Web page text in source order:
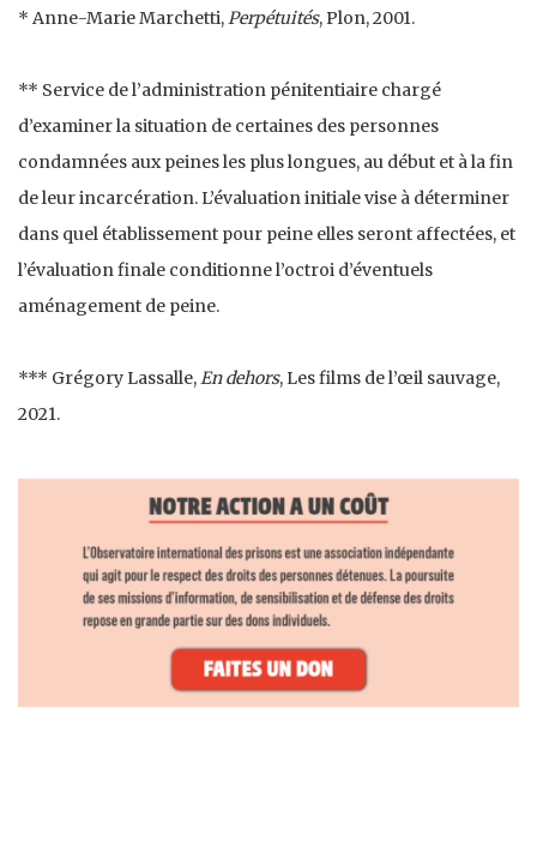
* Anne-Marie Marchetti,Perpétuités, Plon, 2001.
** Service de l’administration pénitentiaire chargé
d’examiner la situation de certaines des personnes
condamnées aux peines les plus longues, au début et à la fin
de leur incarcération. L’évaluation initiale vise à déterminer
dans quel établissement pour peine elles seront affectées, et
l’évaluation finale conditionne l’octroi d’éventuels
aménagement de peine.
*** Grégory Lassalle,En dehors, Les films de l’œil sauvage,
2021.